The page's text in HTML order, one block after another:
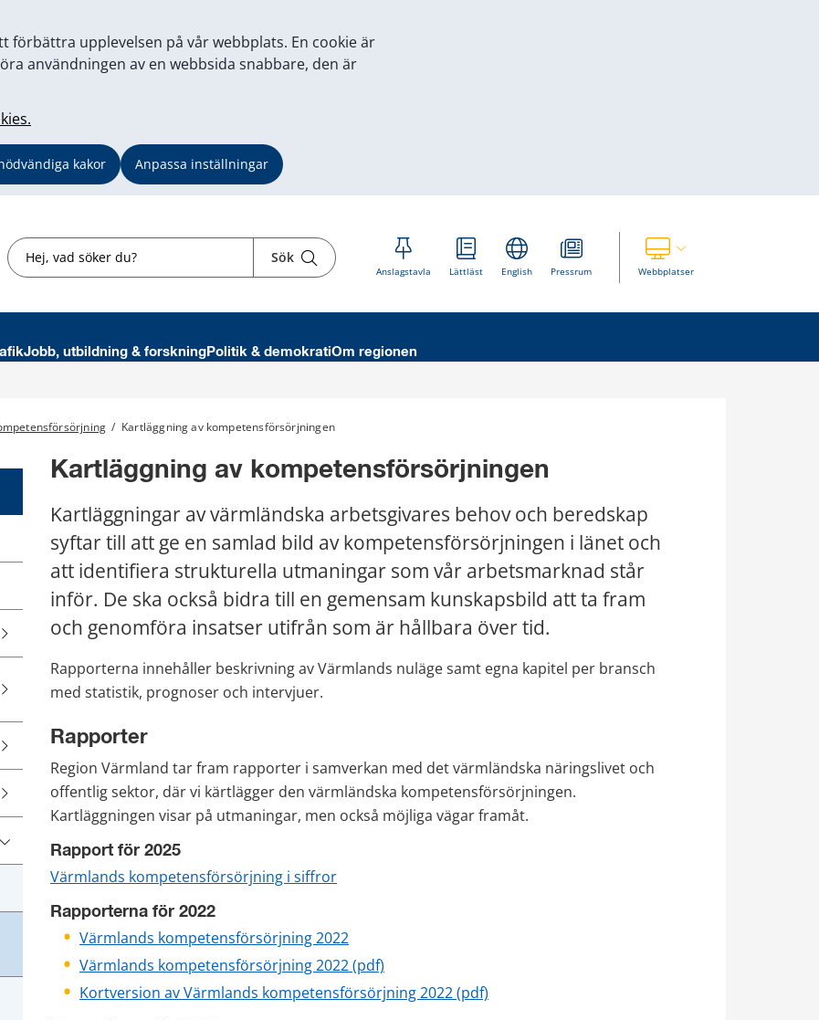
förbättra upplevelsen på vår webbplats. En cookie är
användningen av en webbsida snabbare, den är
kakor Anpassa inställningar
Sök Sök
Anslagstavla Lättläst English Pressrum WebbplatserVisa våra andra webbplatser
Jobb, utbildning & forskningPolitik & demokratiOm regionen
/ Kartläggning av kompetensförsörjningen
Kartläggning av kompetensförsörjningen
Kartläggningar av värmländska arbetsgivares behov och beredskap
syftar till att ge en samlad bild av kompetensförsörjningen i länet och
att identifiera strukturella utmaningar som vår arbetsmarknad står
inför. De ska också bidra till en gemensam kunskapsbild att ta fram
och genomföra insatser utifrån som är hållbara över tid.
Rapporterna innehåller beskrivning av Värmlands nuläge samt egna kapitel per bransch
med statistik, prognoser och intervjuer.
Rapporter
Region Värmland tar fram rapporter i samverkan med det värmländska näringslivet och
offentlig sektor, där vi kärtlägger den värmländska kompetensförsörjningen.
Kartläggningen visar på utmaningar, men också möjliga vägar framåt.
Rapport för 2025
Värmlands kompetensförsörjning i siffror
Rapporterna för 2022
Värmlands kompetensförsörjning 2022
Värmlands kompetensförsörjning 2022 (pdf)
Kortversion av Värmlands kompetensförsörjning 2022 (pdf)